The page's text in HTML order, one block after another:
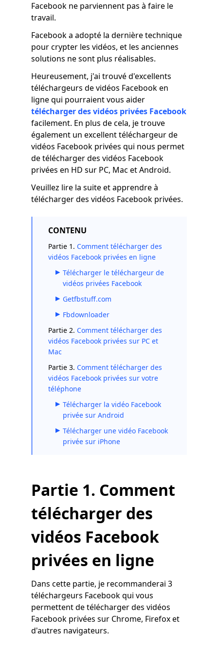
Facebook ne parviennent pas à faire le
travail.
Facebook a adopté la dernière technique
pour crypter les vidéos, et les anciennes
solutions ne sont plus réalisables.
Heureusement, j'ai trouvé d'excellents
téléchargeurs de vidéos Facebook en
ligne qui pourraient vous aider
télécharger des vidéos privées Facebook
facilement. En plus de cela, je trouve
également un excellent téléchargeur de
vidéos Facebook privées qui nous permet
de télécharger des vidéos Facebook
privées en HD sur PC, Mac et Android.
Veuillez lire la suite et apprendre à
télécharger des vidéos Facebook privées.
CONTENU
Partie 1. Comment télécharger des
vidéos Facebook privées en ligne
Télécharger le téléchargeur de
vidéos privées Facebook
Getfbstuff.com
Fbdownloader
Partie 2. Comment télécharger des
vidéos Facebook privées sur PC et
Mac
Partie 3. Comment télécharger des
vidéos Facebook privées sur votre
téléphone
Télécharger la vidéo Facebook
privée sur Android
Télécharger une vidéo Facebook
privée sur iPhone
Partie 1. Comment
télécharger des
vidéos Facebook
privées en ligne
Dans cette partie, je recommanderai 3
téléchargeurs Facebook qui vous
permettent de télécharger des vidéos
Facebook privées sur Chrome, Firefox et
d'autres navigateurs.